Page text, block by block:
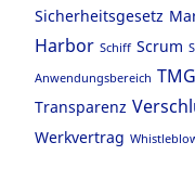
Sicherheitsgesetz
Harbor Schiff Scrum
Anwendungsbereich TMG
Transparenz
Werkvertrag